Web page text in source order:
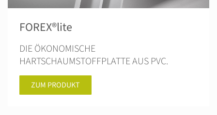
FOREX®lite
DIE ÖKONOMISCHE
HARTSCHAUMSTOFFPLATTE AUS PVC.
ZUM PRODUKT